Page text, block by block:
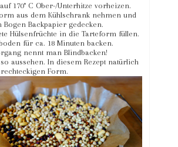
170° C Ober-/Unterhitze vorheizen.
aus dem Kühlschrank nehmen und
Bogen Backpapier gedecken.
Hülsenfrüchte in die Tarteform füllen.
für ca. 18 Minuten backen.
nennt man Blindbacken!
aussehen. In diesem Rezept natürlich
Form.